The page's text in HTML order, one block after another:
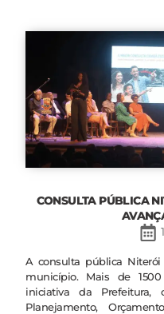
CONSULTA PÚBLICA
A consulta pública
município. Mais de
iniciativa da Prefeitura,
Planejamento,